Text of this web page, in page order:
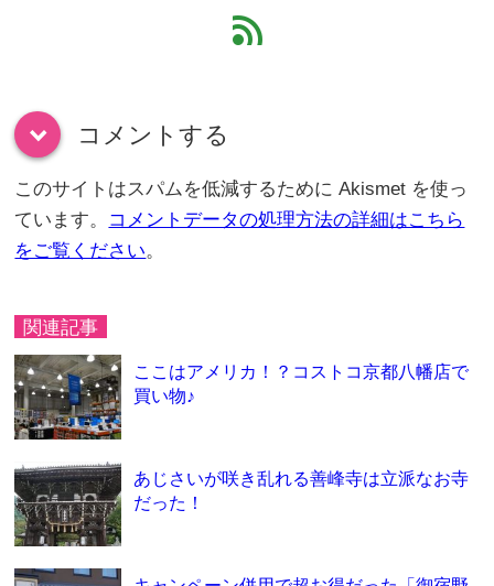
feed
down コメントする
このサイトはスパムを低減するために Akismet を使っ
ています。 コメントデータの処理方法の詳細はこちら
をご覧ください。
関連記事
ここはアメリカ！？コストコ京都八幡店で
買い物♪
あじさいが咲き乱れる善峰寺は立派なお寺
だった！